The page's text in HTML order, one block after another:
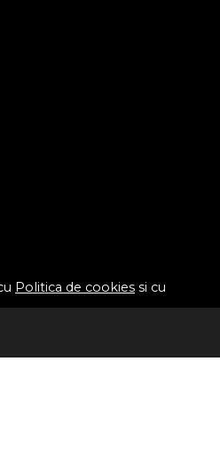
Politica de cookies si cu